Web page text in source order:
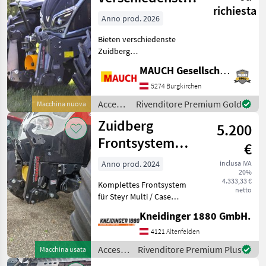
Deere
Macchina nuova
Frontkrafth. und
Frontzapfwellen
richiesta
Anno prod. 2026
Bieten verschiedenste
Zuidberg
und Frontzapfwellen auf
Bestellung an. - für alle
Marken - zur
Selbstmontage - inklusive
Liefe
MAUCH Gesellschaft m.b.H. & Co.KG
5274 Burgkirchen
Accessori
per
trattore
/
Zuidberg
Rivenditore Premium Gold
Macchina usata
Zuidberg
Frontsystem
Steyr Multi /
Kompakt
Ecotech
5.200
€
inclusa IVA
20%
4.333,33 €
netto
Anno prod. 2024
Komplettes Frontsystem
für Steyr Multi / Case
Gleiche Version auch für
Steyr Kompakt / Case
Farmall C / New Holland T4
lagernd Nachrüstsatz
Kneidinger 1880 GmbH.
4121 Altenfelden
Accessori
per
Rivenditore Premium Plus